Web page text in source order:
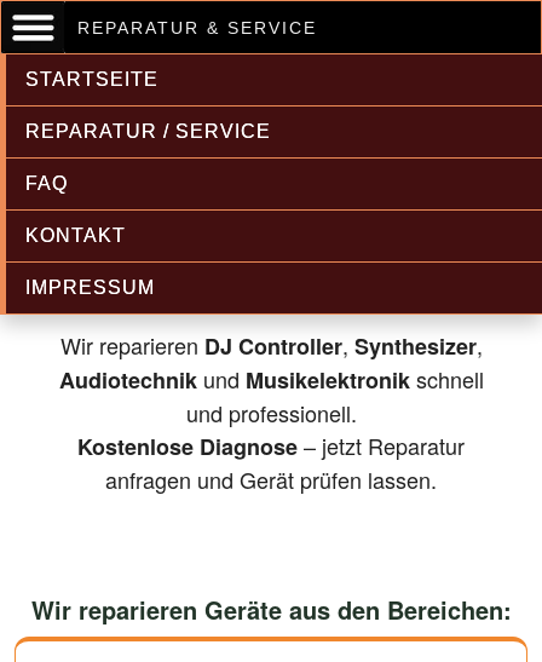
REPARATUR & SERVICE
STARTSEITE
REPARATUR / SERVICE
FAQ
KONTAKT
IMPRESSUM
Musikelektronik & Audiotechnik
Reparatur
Wir reparieren DJ Controller, Synthesizer,
Audiotechnikund Musikelektronikschnell
und professionell.
Kostenlose Diagnose– jetzt Reparatur
anfragen und Gerät prüfen lassen.
Wir reparieren Geräte aus den Bereichen: